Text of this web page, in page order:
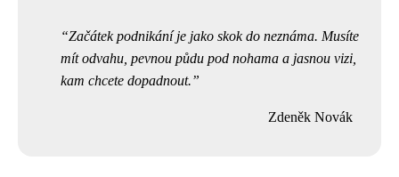
Začátek podnikání je jako skok do neznáma. Musíte
mít odvahu, pevnou půdu pod nohama a jasnou vizi,
kam chcete dopadnout.
Zdeněk Novák